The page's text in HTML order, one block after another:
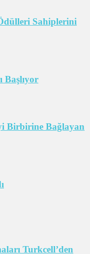
Sahiplerini
Başlıyor
Birbirine Bağlayan
Turkcell’den